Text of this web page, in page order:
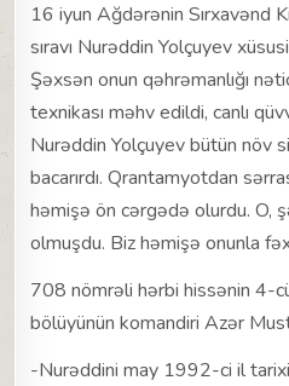
16 iyun Ağdərənin Sırxavənd
sıravı Nurəddin Yolçuyev
Şəxsən onun qəhrəmanlığı
texnikası məhv edildi, canlı
Nurəddin Yolçuyev bütün növ
bacarırdı. Qrantamyotdan
həmişə ön cərgədə olurdu. O,
olmuşdu. Biz həmişə onunla
708 nömrəli hərbi hissənin 4-
bölüyünün komandiri Azər
-Nurəddini may 1992-ci il